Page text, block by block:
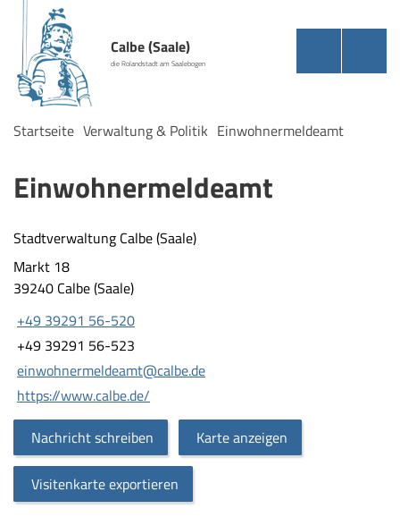
Calbe (Saale)
die Rolandstadt am Saalebogen
Startseite Verwaltung & Politik Einwohnermeldeamt
Einwohnermeldeamt
Stadtverwaltung Calbe (Saale)
Markt 18
39240 Calbe (Saale)
+49 39291 56-520
+49 39291 56-523
einwohnermeldeamt@calbe.de
https://www.calbe.de/
Nachricht schreiben
Karte anzeigen
Visitenkarte exportieren